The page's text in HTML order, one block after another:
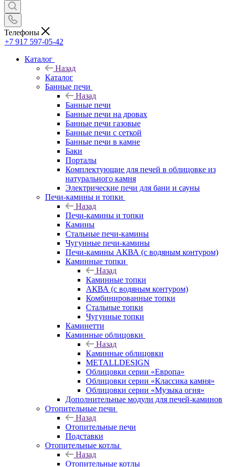
Телефоны
+7 917 597-05-42
Каталог
Назад
Каталог
Банные печи
Назад
Банные печи
Банные печи на дровах
Банные печи газовые
Банные печи с сеткой
Банные печи в камне
Баки
Порталы
Комплектующие для печей в облицовке из
натурального камня
Электрические печи для бани и сауны
Печи-камины и топки
Назад
Печи-камины и топки
Камины
Стальные печи-камины
Чугунные печи-камины
Печи-камины АКВА (с водяным контуром)
Каминные топки
Назад
Каминные топки
АКВА (с водяным контуром)
Комбинированные топки
Стальные топки
Чугунные топки
Каминетти
Каминные облицовки
Назад
Каминные облицовки
METALLDESIGN
Облицовки серии «Европа»
Облицовки серии «Классика камня»
Облицовки серии «Музыка огня»
Дополнительные модули для печей-каминов
Отопительные печи
Назад
Отопительные печи
Подставки
Отопительные котлы
Назад
Отопительные котлы